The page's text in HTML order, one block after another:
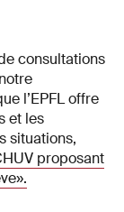
consultations
l’EPFL offre
et les
situations,
proposant